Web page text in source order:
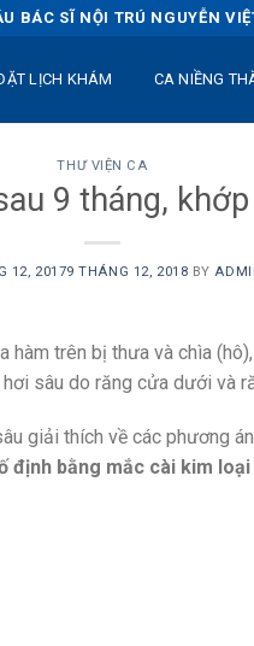
BÁC SĨ NỘI TRÚ NGUYỄN
LỊCH KHÁM CA NIỀNG
THƯ VIỆN CA
9 tháng,
12, 20179 THÁNG 12, 2018 BY
hàm trên bị thưa và chìa
sâu do răng cửa dưới và
giải thích về các phương
định bằng mắc cài kim